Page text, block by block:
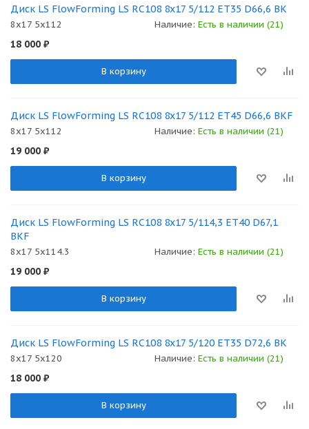
Диск LS FlowForming LS RC108 8x17 5/112 ET35 D66,6 BK
8x17 5x112 Наличие: Есть в наличии (21)
18 000 ₽
В корзину
Диск LS FlowForming LS RC108 8x17 5/112 ET45 D66,6 BKF
8x17 5x112 Наличие: Есть в наличии (21)
19 000 ₽
В корзину
Диск LS FlowForming LS RC108 8x17 5/114,3 ET40 D67,1
BKF
8x17 5x114.3 Наличие: Есть в наличии (21)
19 000 ₽
В корзину
Диск LS FlowForming LS RC108 8x17 5/120 ET35 D72,6 BK
8x17 5x120 Наличие: Есть в наличии (21)
18 000 ₽
В корзину